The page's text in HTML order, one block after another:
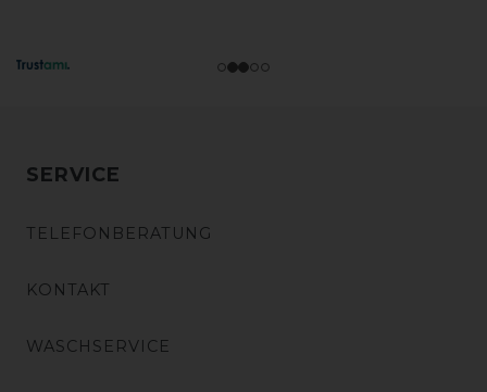
SERVICE
TELEFONBERATUNG
KONTAKT
WASCHSERVICE